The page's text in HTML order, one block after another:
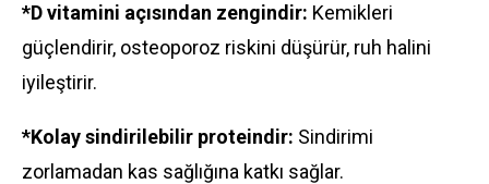
*D vitamini açısından zengindir: Kemikleri
güçlendirir, osteoporoz riskini düşürür, ruh halini
iyileştirir.
*Kolay sindirilebilir proteindir: Sindirimi
zorlamadan kas sağlığına katkı sağlar.